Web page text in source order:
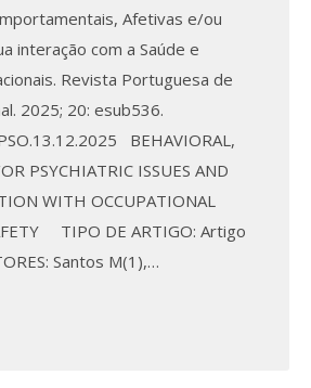
Afetivas e/ou
interação com a Saúde e
Revista Portuguesa de
2025; 20: esub536.
BEHAVIORAL,
PSYCHIATRIC ISSUES AND
WITH OCCUPATIONAL
TIPO DE ARTIGO: Artigo
Santos M(1),…